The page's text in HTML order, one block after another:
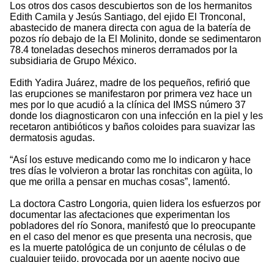
Los otros dos casos descubiertos son de los hermanitos
Edith Camila y Jesús Santiago, del ejido El Tronconal,
abastecido de manera directa con agua de la batería de
pozos río debajo de la El Molinito, donde se sedimentaron
78.4 toneladas desechos mineros derramados por la
subsidiaria de Grupo México.
Edith Yadira Juárez, madre de los pequeños, refirió que
las erupciones se manifestaron por primera vez hace un
mes por lo que acudió a la clínica del IMSS número 37
donde los diagnosticaron con una infección en la piel y les
recetaron antibióticos y baños coloides para suavizar las
dermatosis agudas.
“Así los estuve medicando como me lo indicaron y hace
tres días le volvieron a brotar las ronchitas con agüita, lo
que me orilla a pensar en muchas cosas”, lamentó.
La doctora Castro Longoria, quien lidera los esfuerzos por
documentar las afectaciones que experimentan los
pobladores del río Sonora, manifestó que lo preocupante
en el caso del menor es que presenta una necrosis, que
es la muerte patológica de un conjunto de células o de
cualquier tejido, provocada por un agente nocivo que